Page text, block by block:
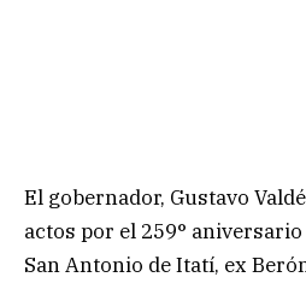
El gobernador, Gustavo
actos por el 259°
San Antonio de Itatí, ex